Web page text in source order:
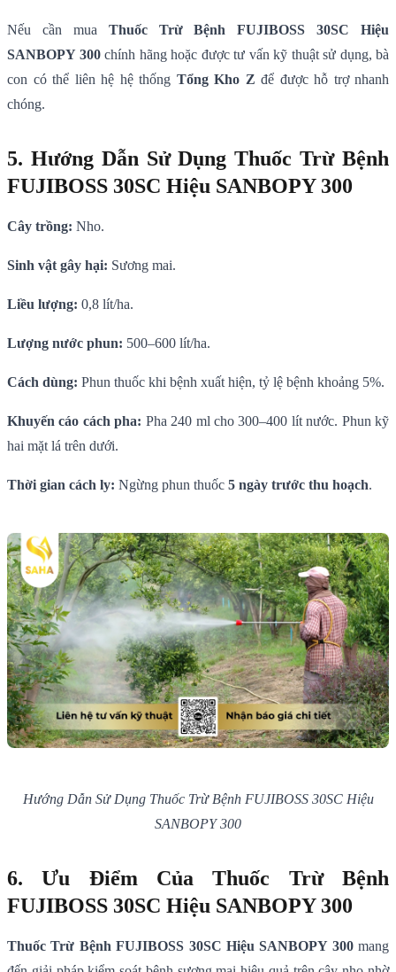
Nếu cần mua Thuốc Trừ Bệnh FUJIBOSS 30SC Hiệu
SANBOPY 300chính hãng hoặc được tư vấn kỹ thuật sử dụng, bà
con có thể liên hệ hệ thống Tổng Kho Z để được hỗ trợ nhanh
chóng.
5. Hướng Dẫn Sử Dụng Thuốc Trừ Bệnh
FUJIBOSS 30SC Hiệu SANBOPY 300
Cây trồng: Nho.
Sinh vật gây hại: Sương mai.
Liều lượng: 0,8 lít/ha.
Lượng nước phun: 500–600 lít/ha.
Cách dùng: Phun thuốc khi bệnh xuất hiện, tỷ lệ bệnh khoảng 5%.
Khuyến cáo cách pha: Pha 240 ml cho 300–400 lít nước. Phun kỹ
hai mặt lá trên dưới.
Thời gian cách ly: Ngừng phun thuốc 5 ngày trước thu hoạch.
Hướng Dẫn Sử Dụng Thuốc Trừ Bệnh FUJIBOSS 30SC Hiệu
SANBOPY 300
6. Ưu Điểm Của Thuốc Trừ Bệnh
FUJIBOSS 30SC Hiệu SANBOPY 300
Thuốc Trừ Bệnh FUJIBOSS 30SC Hiệu SANBOPY 300mang